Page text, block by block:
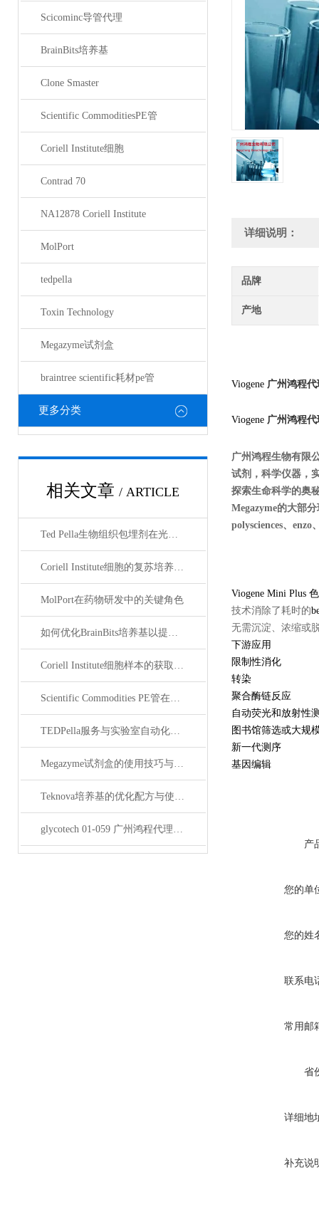
Scicominc导管代理
BrainBits培养基
Clone Smaster
Scientific CommoditiesPE管
Coriell Institute细胞
Contrad 70
NA12878 Coriell Institute
MolPort
tedpella
Toxin Technology
Megazyme试剂盒
braintree scientific耗材pe管
更多分类
相关文章 / ARTICLE
Ted Pella生物组织包埋剂在光镜与电镜联用技术中的应用
Coriell Institute细胞的复苏培养与质量控制规范
MolPort在药物研发中的关键角色
如何优化BrainBits培养基以提高实验效果？
Coriell Institute细胞样本的获取与应用指南
Scientific Commodities PE管在环保实验中的作用
TEDPella服务与实验室自动化设备的整合
Megazyme试剂盒的使用技巧与实验优化方法
Teknova培养基的优化配方与使用技巧
glycotech 01-059 广州鸿程代理：开启糖生物学研究新征程
详细说明：
品牌
产地
Viogene 广州鸿程代
Viogene 广州鸿程代
广州鸿程生物有限
试剂，科学仪器，
探索生命科学的奥
Megazyme的大部
polysciences、
Viogene Mini Plus
技术消除了耗时的
无需沉淀、浓缩或
下游应用
限制性消化
转染
聚合酶链反应
自动荧光和放射性
图书馆筛选或大规
新一代测序
基因编辑
产
您的单
您的姓
联系电
常用邮
省
详细地
补充说